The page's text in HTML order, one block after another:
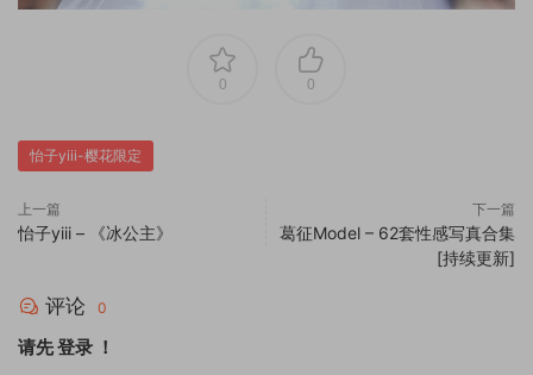
0 0
怡子yiii-樱花限定
上一篇
怡子yiii – 《冰公主》
下一篇
葛征Model – 62套性感写真合集
[持续更新]
评论 0
请先登录 ！